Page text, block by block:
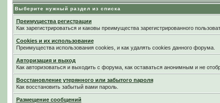
Выберите нужный раздел из списка
Преимущества регистрации
Как зарегистрироваться и каковы преимущества зарегистрированного
Cookies и их использование
Преимущества использования cookies, и как удалять cookies данного форума.
Авторизация и выход
Как авторизоваться и выходить с форума, как оставаться анонимным и не
Восстановление утерянного или забытого пароля
Как восстановить забытый вами пароль.
Размещение сообщений